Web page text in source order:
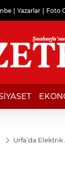
Yazarlar Foto
Urfa’da Elektrik